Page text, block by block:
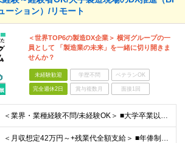
ーション）/リモート
＜世界TOP6の製造DX企業＞ 横河グループの一
員として 「製造業の未来」を一緒に切り開きま
せんか？
未経験歓迎 学歴不問 ベテランOK
完全週休2日 賞与複数月 面接1回
＜業界・業種経験不問/未経験OK＞ ■大学卒業以上 ＜経験者枠での採用も行っています！＞ ■学歴不問 ■コンサルタントとしての経験をお持ちの方 →IT業界や製造業での経験があれば歓迎します ＜求め
＜月収想定42万円～+残業代全額支給＞ ■年俸制(12分割)： 504万円～900万円 ※経験・スキルを考慮し決定します ※残業代は別途支給します ※試用期間6カ月あり（給与・待遇・雇用形態に差異はあ